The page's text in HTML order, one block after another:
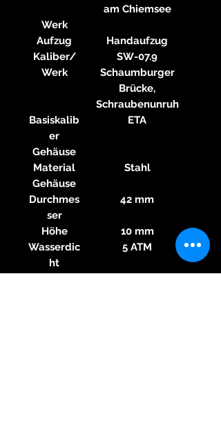
am Chiemsee
Werk
Aufzug
Handaufzug
Kaliber/
Werk
SW-07.9
Schaumburger
Brücke,
Schraubenunruh
Basiskalib
er
ETA
Gehäuse
Material
Gehäuse
Stahl
Durchmes
ser
42 mm
Höhe
10 mm
Wasserdic
ht
5 ATM